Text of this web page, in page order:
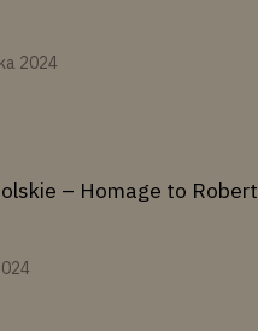
2024
– Homage to Robert